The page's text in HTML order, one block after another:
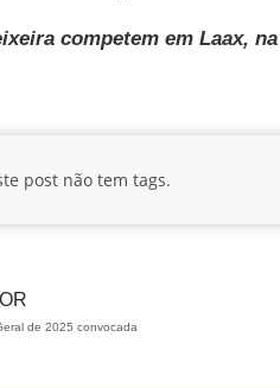
competem em Laax,
post não tem tags.
de 2025 convocada